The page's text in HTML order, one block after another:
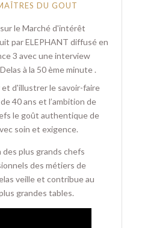
DU GOUT
le Marché d'intérêt
par ELEPHANT diffusé en
3 avec une interview
à la 50 ème minute .
et d'illustrer le savoir-faire
40 ans et l’ambition de
le goût authentique de
soin et exigence.
des plus grands chefs
des métiers de
veille et contribue au
grandes tables.